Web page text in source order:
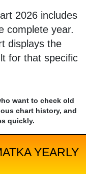
2026 includes
complete year.
displays the
for that specific
want to check old
chart history, and
quickly.
YEARLY